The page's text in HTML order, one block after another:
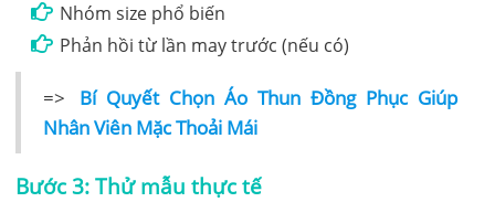
Nhóm size phổ biến
Phản hồi từ lần may trước (nếu có)
=>
Bí Quyết Chọn Áo Thun Đồng Phục Giúp
Nhân Viên Mặc Thoải Mái
Bước 3: Thử mẫu thực tế